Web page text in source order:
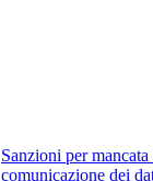
Sanzioni per
comunicazione dei